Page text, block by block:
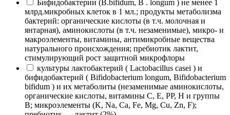
Бифидобактерии (B.bifidum, B . longum ) не менее 1
млрд.микробных клеток в 1 мл.; продукты метаболизма
бактерий: органические кислоты (в т.ч. молочная и
янтарная), аминокислоты (в т.ч. незаменимые), микро- и
макроэлементы, витамины, антимикробные вещества
натурального происхождения; пребиотик лактит,
стимулирующий рост защитной микрофлоры
культуры лактобактерий ( Lactobacillus casei ) и
бифидобактерий ( Bifidobacterium longum, Bifidobacterium
bifidum ) и их метаболиты (незаменимые аминокислоты,
органические кислоты, витамины C, E, PP, H и группы
B; микроэлементы (K, Na, Ca, Fe, Mg, Cu, Zn, F);